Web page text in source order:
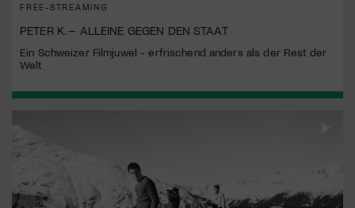
FREE-STREAMING
PETER K. – ALLEINE GEGEN DEN STAAT
Ein Schweizer Filmjuwel - erfrischend anders als der Rest der
Welt